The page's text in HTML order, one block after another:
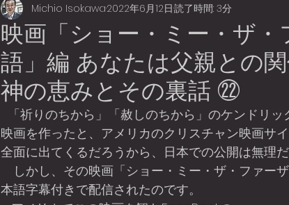
映画「ショー・ミー・ザ
語」編 あなたは父親との
神の恵みとその裏話 ㉒
Michio Isokawa2022年6月12日読了時間: 3分
映画を作ったと、アメリカのクリスチャン映画サ
全面に出てくるだろうから、日本での公開は無理
しかし、その映画「ショー・ミー・ザ・ファー
本語字幕付きで配信されたのです。